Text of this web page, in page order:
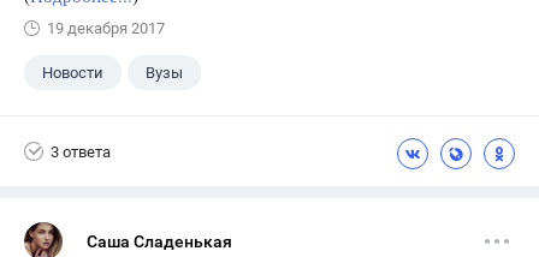
19 декабря 2017
Новости Вузы
3 ответа
Саша Сладенькая